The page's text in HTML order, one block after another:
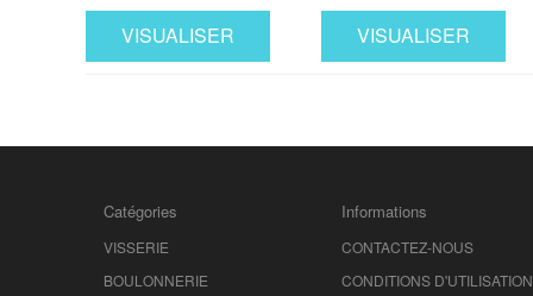
VISUALISER VISUALISER
Catégories
VISSERIE
BOULONNERIE
Informations
CONTACTEZ-NOUS
CONDITIONS D'UTILISATION